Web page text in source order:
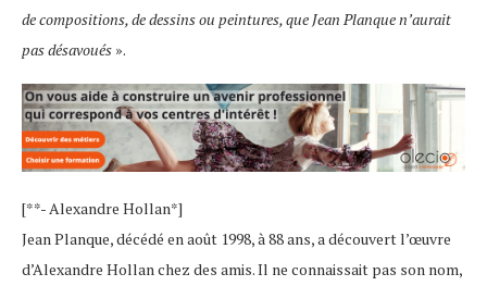
de compositions, de dessins ou peintures, que Jean Planque n’aurait
pas désavoués ».
[**- Alexandre Hollan*]
Jean Planque, décédé en août 1998, à 88 ans, a découvert l’œuvre
d’Alexandre Hollan chez des amis. Il ne connaissait pas son nom,